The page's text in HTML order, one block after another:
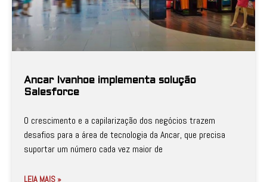
Ancar Ivanhoe implementa solução
Salesforce
O crescimento e a capilarização dos negócios trazem
desafios para a área de tecnologia da Ancar, que precisa
suportar um número cada vez maior de
LEIA MAIS »